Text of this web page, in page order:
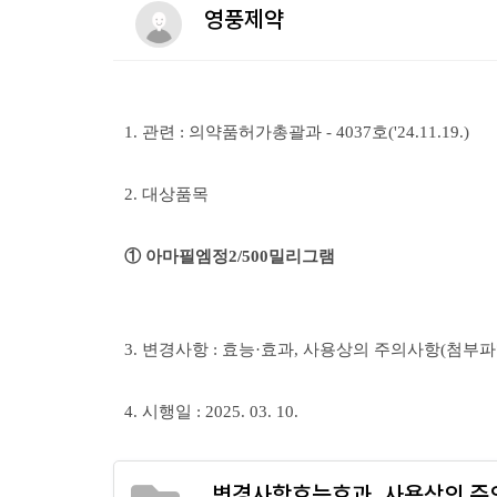
영풍제약
1. 관련 : 의약품허가총괄과 - 4037호('24.11.19.)
2. 대상품목
① 아마필엠정2/500밀리그램
3. 변경사항 : 효능·효과, 사용상의 주의사항(첨부
4. 시행일 : 2025. 03. 10.